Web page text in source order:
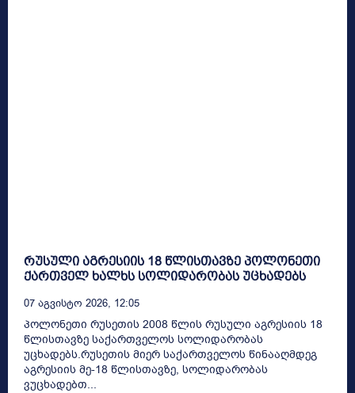
რუსული აგრესიის 18 წლისთავზე პოლონეთი
ქართველ ხალხს სოლიდარობას უცხადებს
07 Აგვისტო 2026, 12:05
პოლონეთი რუსეთის 2008 წლის რუსული აგრესიის 18
წლისთავზე საქართველოს სოლიდარობას
უცხადებს.რუსეთის მიერ საქართველოს წინააღმდეგ
აგრესიის მე-18 წლისთავზე, სოლიდარობას
ვუცხადებთ...